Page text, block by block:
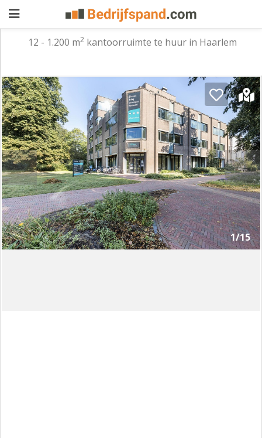
aanbieden
Pand
zoeken
Waarom
adverteren
Premium
adverteren
Blog
Registreren
Login
12 - 1.200 m2kantoorruimte te huur in Haarlem
1/15